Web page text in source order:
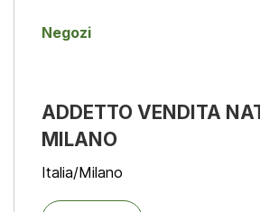
Negozi
ADDETTO VENDITA
MILANO
Italia/Milano